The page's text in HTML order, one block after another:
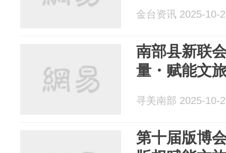
金台资讯 2025-10-
南部县新联
量・赋能文
寻美南部 2025-10-
第十届版博